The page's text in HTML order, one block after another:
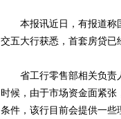
本报讯近日，有报道称国
交五大行获悉，首套房贷已
省工行零售部相关负责人
时候，由于市场资金面紧
条件，该行目前会提供一